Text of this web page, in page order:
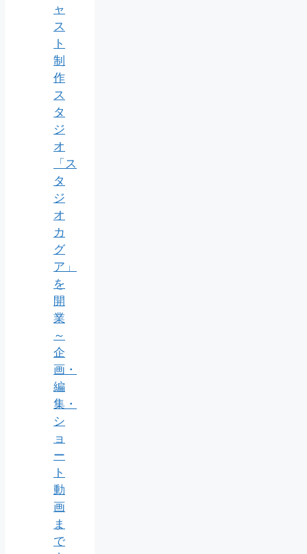
ャ
ス
ト
制
作
ス
タ
ジ
オ
「ス
タ
ジ
オ
カ
グ
ア」
を
開
業
～
企
画・
編
集・
シ
ョ
ー
ト
動
画
ま
で